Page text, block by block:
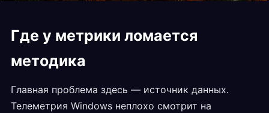
Где у метрики ломается
методика
Главная проблема здесь — источник данных.
Телеметрия Windows неплохо смотрит на